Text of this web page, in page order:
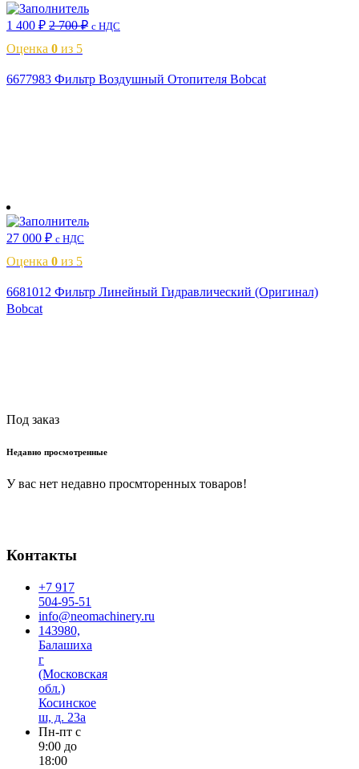
1 400 ₽ 2 700₽ с НДС
Оценка 0 из 5
6677983 Фильтр Воздушный Отопителя Bobcat
27 000 ₽ с НДС
Оценка 0 из 5
6681012 Фильтр Линейный Гидравлический (Оригинал)
Bobcat
Под заказ
Недавно просмотренные
У вас нет недавно просмторенных товаров!
Контакты
+7 917
504-95-51
info@neomachinery.ru
143980,
Балашиха
г
(Московская
обл.)
Косинское
ш, д. 23а
Пн-пт с
9:00 до
18:00